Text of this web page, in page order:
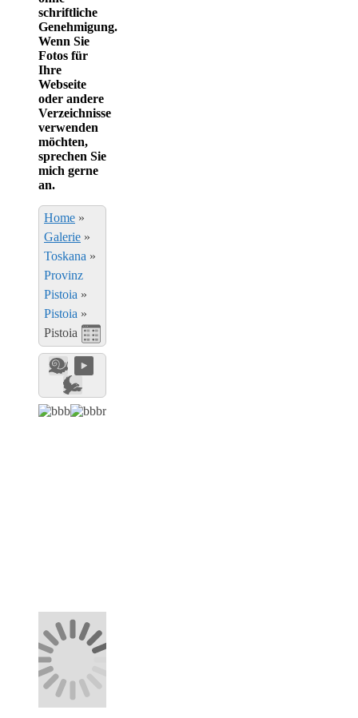
schriftliche
Genehmigung.
Wenn Sie
Fotos für
Ihre
Webseite
oder andere
Verzeichnisse
verwenden
möchten,
sprechen Sie
mich gerne
an.
Home »
Galerie »
Toskana »
Provinz
Pistoia »
Pistoia »
Pistoia